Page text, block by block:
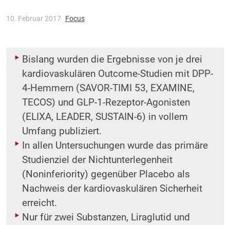
10. Februar 2017 Focus
Bislang wurden die Ergebnisse von je drei
kardiovaskulären Outcome-Studien mit DPP-
4-Hemmern (SAVOR-TIMI 53, EXAMINE,
TECOS) und GLP-1-Rezeptor-Agonisten
(ELIXA, LEADER, SUSTAIN-6) in vollem
Umfang publiziert.
In allen Untersuchungen wurde das primäre
Studienziel der Nichtunterlegenheit
(Noninferiority) gegenüber Placebo als
Nachweis der kardiovaskulären Sicherheit
erreicht.
Nur für zwei Substanzen, Liraglutid und